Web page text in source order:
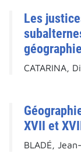
Les
CATARINA,
XVII et
BLADÉ,